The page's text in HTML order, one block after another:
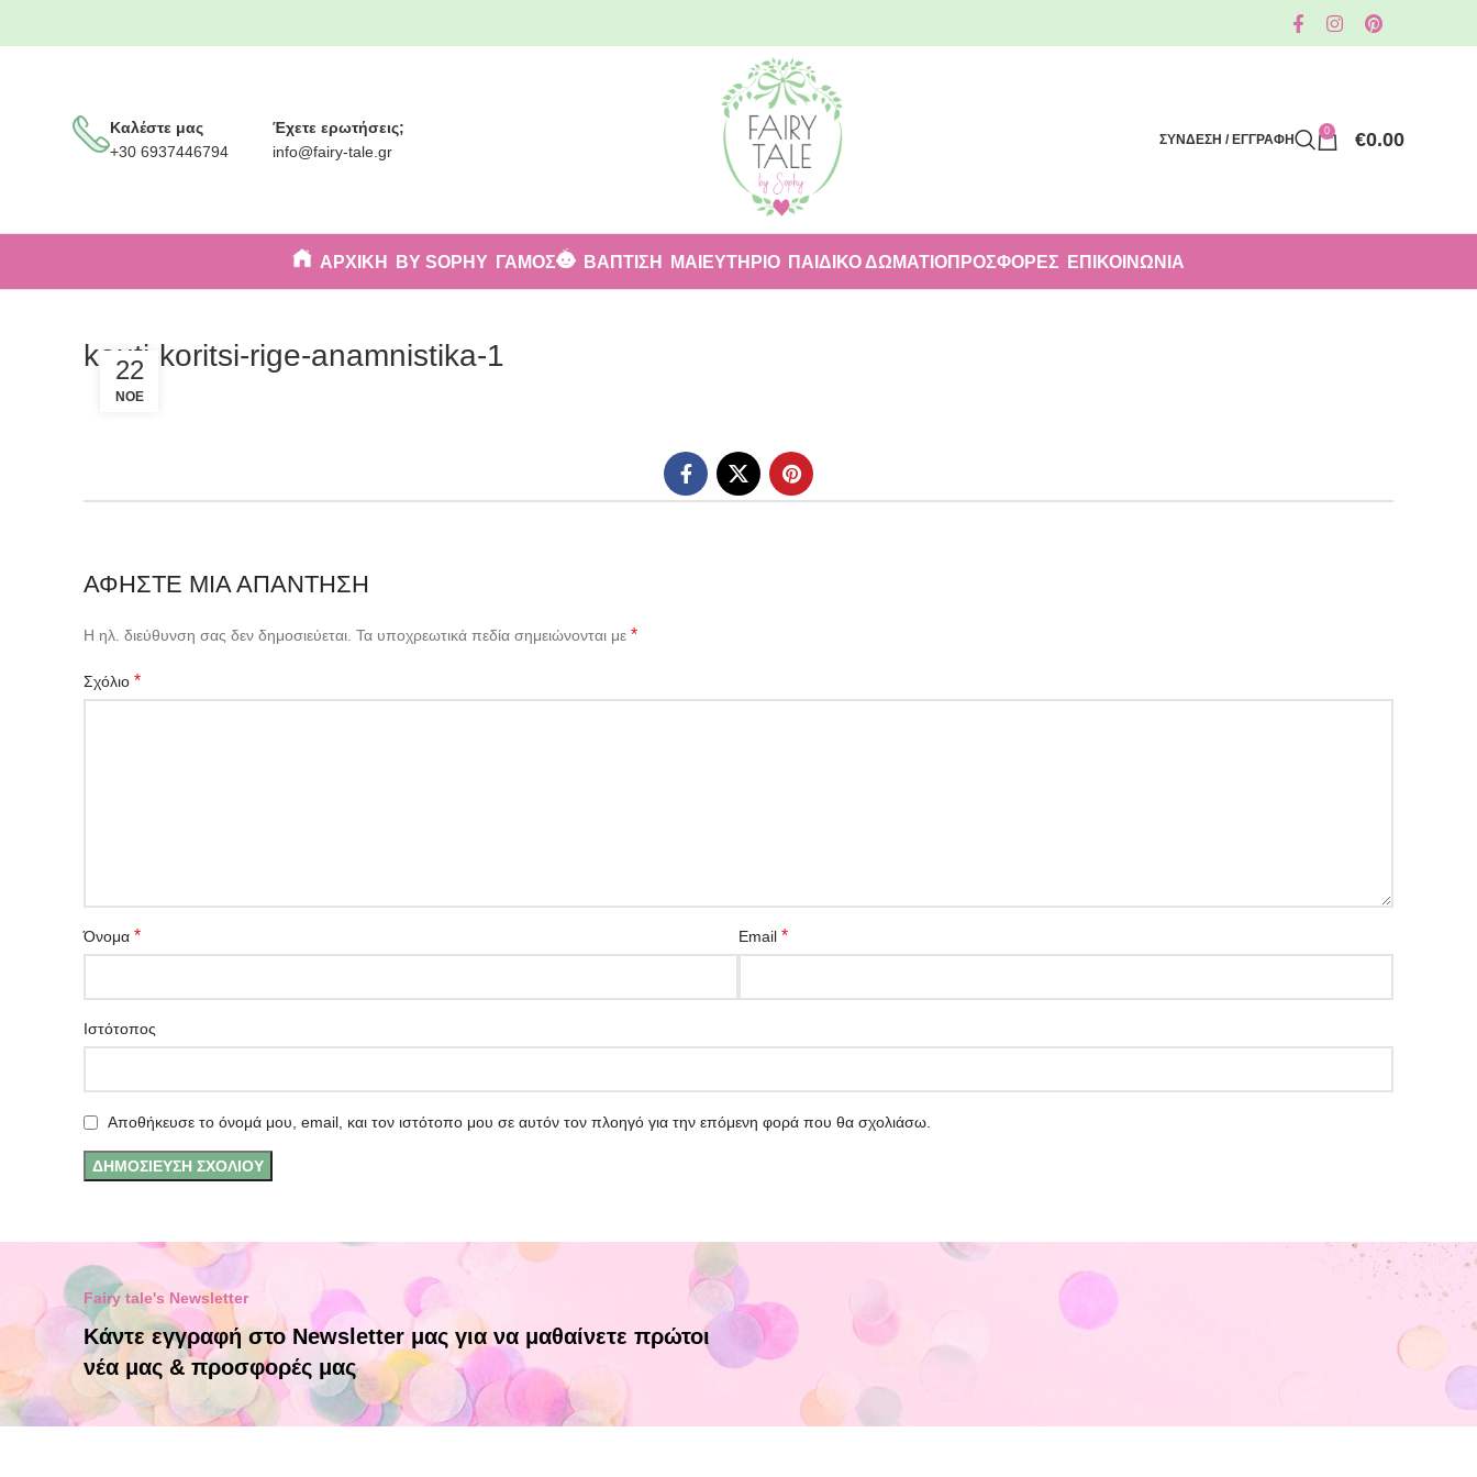
Καλέστε μας
+30 6937446794
Έχετε ερωτήσεις;
info@fairy-tale.gr
ΣΥΝΔΕΣΗ / ΕΓΓΡΑΦΗ
0 €0.00
ΑΡΧΙΚΗ BY SOPHY ΓΑΜΟΣ ΒΑΠΤΙΣΗ ΜΑΙΕΥΤΗΡΙΟ ΠΑΙΔΙΚΟ ΔΩΜΑΤΙΟΠΡΟΣΦΟΡΈΣ ΕΠΙΚΟΙΝΩΝΙΑ
kouti-koritsi-rige-anamnistika-1
22
ΝΟΈ
ΑΦΉΣΤΕ ΜΙΑ ΑΠΆΝΤΗΣΗ
Η ηλ. διεύθυνση σας δεν δημοσιεύεται. Τα υποχρεωτικά πεδία σημειώνονται με *
Σχόλιο *
Όνομα * Email *
Ιστότοπος
Αποθήκευσε το όνομά μου, email, και τον ιστότοπο μου σε αυτόν τον πλοηγό για την επόμενη φορά που θα σχολιάσω.
Fairy tale's Newsletter
Κάντε εγγραφή στο Newsletter μας για να μαθαίνετε πρώτοι
νέα μας & προσφορές μας